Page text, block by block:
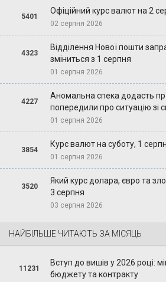
5401
Офіційний курс валют на 2
02 серпня 2026
4323
Відділення Нової пошти
зміниться з 1 серпня
01 серпня 2026
4227
Аномальна спека додасть
попередили про ситуацію зі
01 серпня 2026
3854
Курс валют на суботу, 1
01 серпня 2026
3520
Який курс долара, євро та
3 серпня
03 серпня 2026
НАЙБІЛЬШЕ ЧИТАЮТЬ ЗА МІСЯЦЬ
11231
Вступ до вишів у 2026 році:
бюджету та контракту